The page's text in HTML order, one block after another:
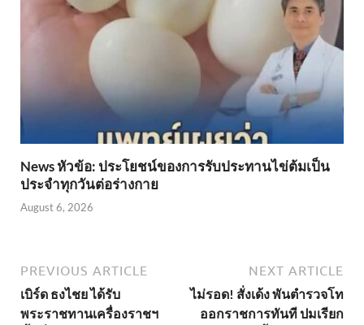
News หัวข้อ: ประโยชน์ของการรับประทานไข่ต้มเป็น
ประจำทุกวันต่อร่างกาย
August 6, 2026
PREVIOUS ARTICLE
เบิร์ด ธงไชย ได้รับ
พระราชทานเครื่องราชฯ
NEXT ARTICLE
ไม่รอด! สั่งเด้ง พันตำรวจโท
ออกราชการทันที ปมเรียก